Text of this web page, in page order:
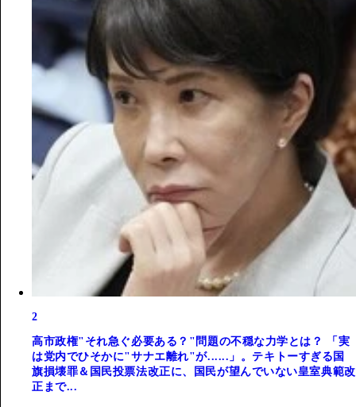
2
高市政権"それ急ぐ必要ある？"問題の不穏な力学とは？ 「実
は党内でひそかに"サナエ離れ"が......」。テキトーすぎる国
旗損壊罪＆国民投票法改正に、国民が望んでいない皇室典範改
正まで...